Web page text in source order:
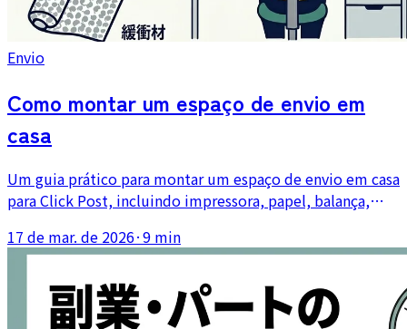
Envio
Como montar um espaço de envio em
casa
Um guia prático para montar um espaço de envio em casa
para Click Post, incluindo impressora, papel, balança,
do fluxo.
17 de mar. de 2026·9 min